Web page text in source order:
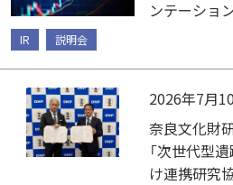
ンテーショ
IR 説明会
2026年7月
奈良文化財
「次世代型
け連携研究